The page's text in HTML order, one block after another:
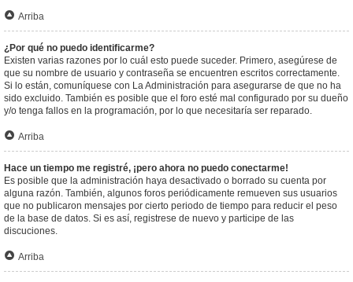
Arriba
¿Por qué no puedo identificarme?
Existen varias razones por lo cuál esto puede suceder. Primero, asegúrese de
que su nombre de usuario y contraseña se encuentren escritos correctamente.
Si lo están, comuníquese con La Administración para asegurarse de que no ha
sido excluido. También es posible que el foro esté mal configurado por su dueño
y/o tenga fallos en la programación, por lo que necesitaría ser reparado.
Arriba
Hace un tiempo me registré, ¡pero ahora no puedo conectarme!
Es posible que la administración haya desactivado o borrado su cuenta por
alguna razón. También, algunos foros periódicamente remueven sus usuarios
que no publicaron mensajes por cierto periodo de tiempo para reducir el peso
de la base de datos. Si es así, registrese de nuevo y participe de las
discuciones.
Arriba